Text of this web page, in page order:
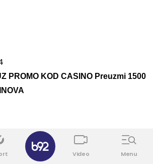
PROMO KOD CASINO Preuzmi 1500
Video Menu